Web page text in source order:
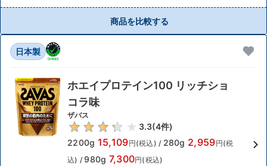
商品を比較する
日本製
ホエイプロテイン100 リッチショ
コラ味
ザバス
3.3(4件)
2200g 15,109円(税込) / 280g 2,959円(税
込) / 980g 7,300円(税込)